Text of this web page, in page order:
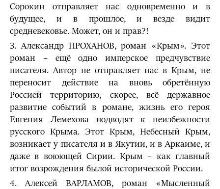
Сорокин отправляет нас одновременно и в
будущее, и в прошлое, и везде видит
средневековье. Может, он и прав?!
3. Александр ПРОХАНОВ, роман «Крым». Этот
роман – ещё одно имперское предчувствие
писателя. Автор не отправляет нас в Крым, не
переносит действие на вновь обретённую
Россией территорию, скорее, всё державное
развитие событий в романе, жизнь его героя
Евгения Лемехова подводят к неизбежности
русского Крыма. Этот Крым, Небесный Крым,
возникает у писателя и в Якутии, и в Аркаиме, и
даже в воюющей Сирии. Крым – как главный
итог возрождения былой исторической России.
4. Алексей ВАРЛАМОВ, роман «Мысленный